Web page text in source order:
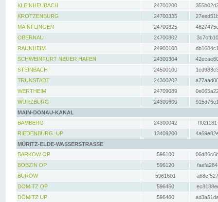
KLEINHEUBACH 24700200
KROTZENBURG
24700335
MAINFLINGEN
24700325
OBERNAU
24700302
RAUNHEIM
24900108
SCHWEINFURT NEUER HAFEN
24300304
STEINBACH
24500100
TRUNSTADT
24300202
WERTHEIM
24709089
WÜRZBURG
24300600
MAIN-DONAU-KANAL
BAMBERG
24300042
RIEDENBURG_UP
13409200
MÜRITZ-ELDE-WASSERSTRASSE
BARKOW OP
596100
BOBZIN OP
596120
BUROW
5961601
DÖMITZ OP
596450
DÖMITZ UP
596460